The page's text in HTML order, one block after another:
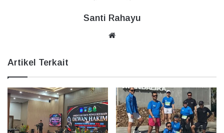
Santi Rahayu
Artikel Terkait